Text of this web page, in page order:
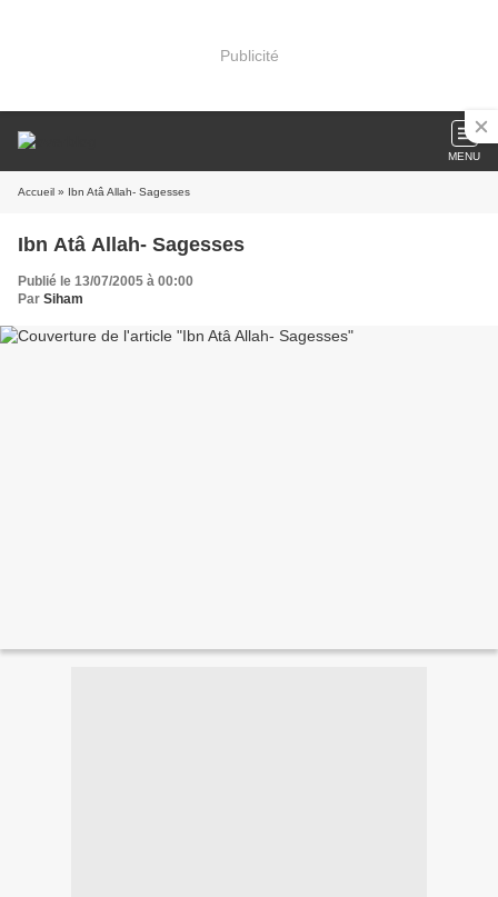
Publicité
MENU
Accueil » Ibn Atâ Allah- Sagesses
Ibn Atâ Allah- Sagesses
Publié le 13/07/2005 à 00:00
Par Siham